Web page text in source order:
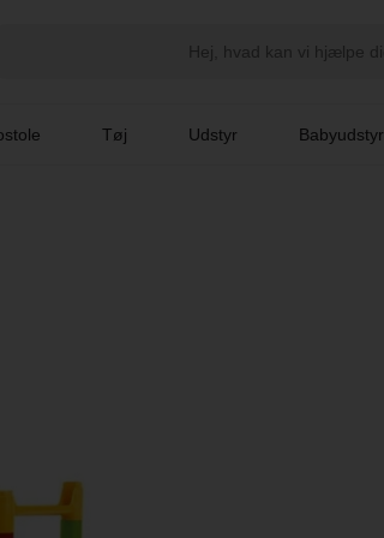
Tøj Udstyr Babyudstyr